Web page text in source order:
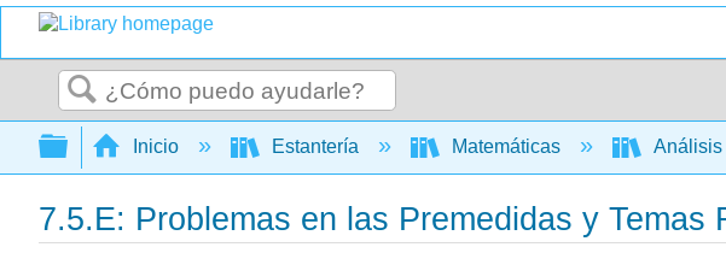
Buscar
Expandir/contraer jerarquía global
Inicio Estantería Matemáticas Análisis
7.5.E: Problemas en las Premedidas y Temas